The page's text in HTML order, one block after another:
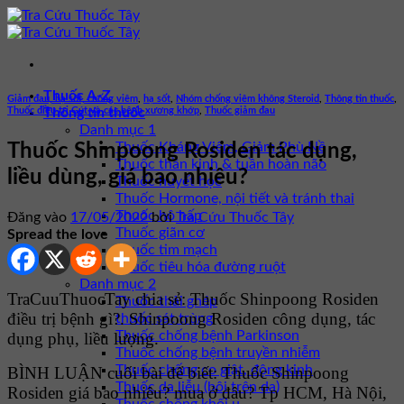
Bỏ
qua
dung
Thuốc A-Z
Thông tin thuốc
Danh mục 1
Thuốc Kháng Viêm, Giảm Phù Nề
Thuốc thần kinh & tuần hoàn não
Thuốc huyết học
Thuốc Hormone, nội tiết và tránh thai
Thuốc hô hấp
Thuốc giãn cơ
Thuốc tim mạch
Thuốc tiêu hóa đường ruột
Danh mục 2
Thuốc thải ghép
thuốc sát trùng
Thuốc chống bệnh Parkinson
Thuốc chống bệnh truyền nhiễm
Thuốc chống co giật, động kinh
Thuốc da liễu (bôi trên da)
Giảm đau, hạ sốt, chống viêm hạ sốt Nhóm chống viêm không Steroid Thông tin thuốc
Thuốc điều trị Gút và các bệnh xương khớp Thuốc giảm đau
Thuốc Shinpoong Rosiden tác dụng,
liều dùng, giá bao nhiêu?
Đăng vào 17/05/2022 bởiTra Cứu Thuốc Tây
Spread the love
TraCuuThuocTay chia sẻ: Thuốc Shinpoong Rosiden
điều trị bệnh gì?. Shinpoong Rosiden công dụng, tác
dụng phụ, liều lượng.
BÌNH LUẬN cuối bài để biết: Thuốc Shinpoong
Rosiden giá bao nhiêu? mua ở đâu? Tp HCM, Hà Nội,